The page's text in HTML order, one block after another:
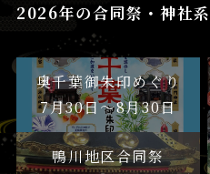
2026年の合同祭・神社
奥千葉御朱印めぐり
7月30日〜8月30日
鴨川地区合同祭